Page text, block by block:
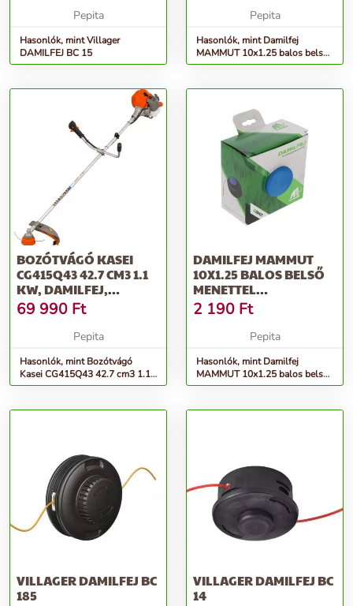
Pepita
Hasonlók, mint Villager
DAMILFEJ BC 15
Pepita
Hasonlók, mint Damilfej
MAMMUT 10x1.25 balos belső
menettel utángyártott
BOZÓTVÁGÓ KASEI
CG415Q43 42.7 CM3 1.1
KW, DAMILFEJ,
VÁLLHEVEDER,...
69 990 Ft
Pepita
Hasonlók, mint Bozótvágó
Kasei CG415Q43 42.7 cm3 1.1
kw, damilfej, vállheveder,...
DAMILFEJ MAMMUT
10X1.25 BALOS BELSŐ
MENETTEL
HUSQVARNA T-35
TIPUS...
2 190 Ft
Pepita
Hasonlók, mint Damilfej
MAMMUT 10x1.25 balos belső
menettel husqvarna t-35 tipus...
VILLAGER DAMILFEJ BC
185
VILLAGER DAMILFEJ BC
14